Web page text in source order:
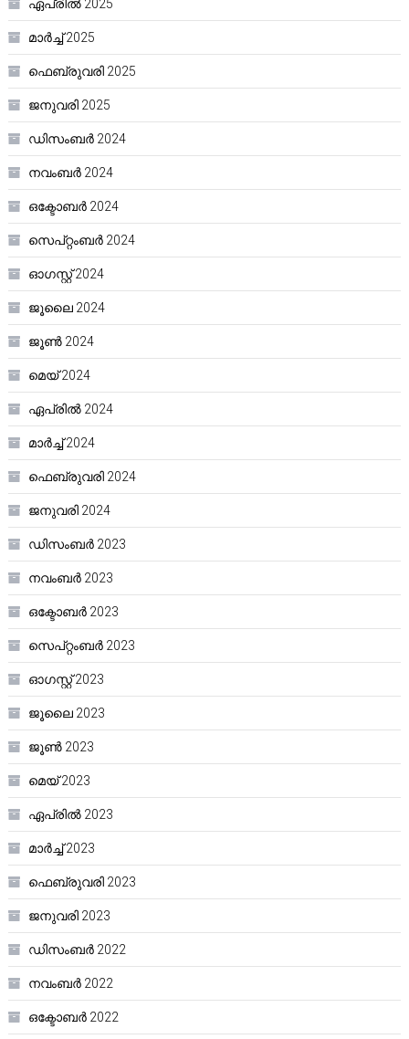
ഏപ്രിൽ 2025
മാർച്ച്‌ 2025
ഫെബ്രുവരി 2025
ജനുവരി 2025
ഡിസംബർ 2024
നവംബർ 2024
ഒക്ടോബർ 2024
സെപ്റ്റംബർ 2024
ഓഗസ്റ്റ്‌ 2024
ജൂലൈ 2024
ജൂൺ 2024
മെയ്‌ 2024
ഏപ്രിൽ 2024
മാർച്ച്‌ 2024
ഫെബ്രുവരി 2024
ജനുവരി 2024
ഡിസംബർ 2023
നവംബർ 2023
ഒക്ടോബർ 2023
സെപ്റ്റംബർ 2023
ഓഗസ്റ്റ്‌ 2023
ജൂലൈ 2023
ജൂൺ 2023
മെയ്‌ 2023
ഏപ്രിൽ 2023
മാർച്ച്‌ 2023
ഫെബ്രുവരി 2023
ജനുവരി 2023
ഡിസംബർ 2022
നവംബർ 2022
ഒക്ടോബർ 2022